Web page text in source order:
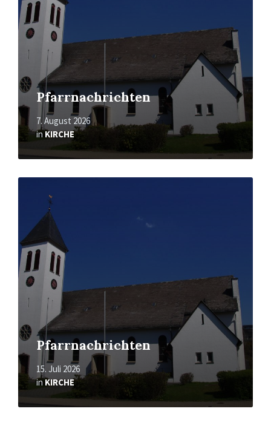
Pfarrnachrichten
7. August 2026
inKIRCHE
Pfarrnachrichten
15. Juli 2026
inKIRCHE
Mehr
erfahren